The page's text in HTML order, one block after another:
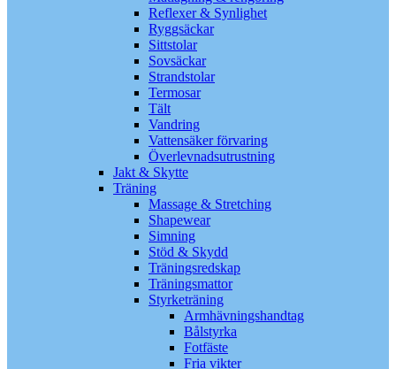
Reflexer & Synlighet
Ryggsäckar
Sittstolar
Sovsäckar
Strandstolar
Termosar
Tält
Vandring
Vattensäker förvaring
Överlevnadsutrustning
Jakt & Skytte
Träning
Massage & Stretching
Shapewear
Simning
Stöd & Skydd
Träningsredskap
Träningsmattor
Styrketräning
Armhävningshandtag
Bålstyrka
Fotfäste
Fria vikter